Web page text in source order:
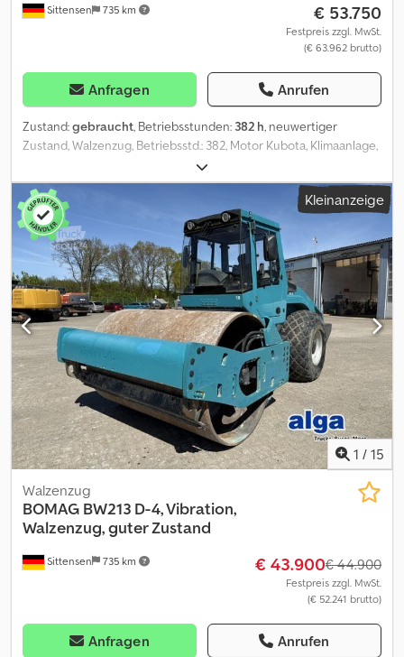
Sittensen 735 km € 53.750
Festpreis zzgl. MwSt.
(€ 63.962 brutto)
Anfragen Anrufen
Zustand:gebraucht, Betriebsstunden: 382 h, neuwertiger
Zustand, Walzenzug, Betriebsstd.: 382, Motor Kubota, Klimaanlage,
Frequenz 29/32 Hz, Amplitude in mm 1,90/0,80, Zentrifugalkraft
112/74 KN, Zentrifugalkraft 11,4/7,5 T, Bereifung ca. 95% , GUT,
Fahrzeug kann mit Werbung beklebt und/oder beschriftet sein
SI86912 Unser Angebot ist generell ohne neue TÜV-Abnahme.
Falls neue TÜV-Abnahme erwünscht, unterbreiten wir Ihnen
gerne ein Angebot unserer Partnerwerkstätten! Fahrzeug kann
mit Werbung beklebt und/oder beschriftet sein. Es gelten unsere
allgemeinen Liefer- und Zahlungsbedingungen. Gerne erstellen
wir Ihnen für dieses Objekt ein Finanzierungs- oder
Leasingangebot. Bitte sprechen Sie uns an! Cedjy I Hp Uspfx Af
Rsrf
Kleinanzeige
1 / 15
Sittensen 735 km
Walzenzug
BOMAG BW213 D-4, Vibration,
Walzenzug, guter Zustand
€ 43.900€ 44.900
Festpreis zzgl. MwSt.
(€ 52.241 brutto)
Anfragen Anrufen